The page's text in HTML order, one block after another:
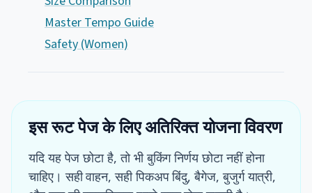
Master Tempo Guide
Safety (Women)
इस रूट पेज के लिए अतिरिक्त योजना विवरण
यदि यह पेज छोटा है, तो भी बुकिंग निर्णय छोटा नहीं होना
चाहिए। सही वाहन, सही पिकअप बिंदु, बैगेज, बुजुर्ग यात्री,